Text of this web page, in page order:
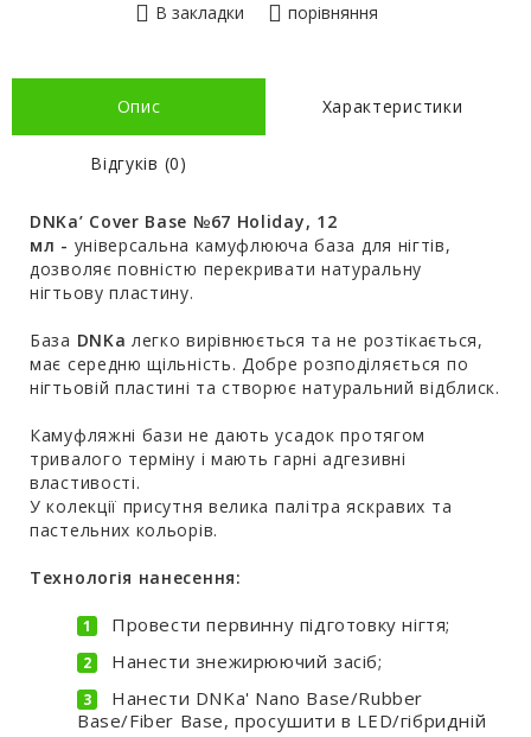
В закладки порівняння
Опис Характеристики
Відгуків (0)
DNKa’ Cover Base №67 Holiday, 12
мл - універсальна камуфлююча база для нігтів,
дозволяє повністю перекривати натуральну
нігтьову пластину.
База DNKa легко вирівнюється та не розтікається,
має середню щільність. Добре розподіляється по
нігтьовій пластині та створює натуральний відблиск.
Камуфляжні бази не дають усадок протягом
тривалого терміну і мають гарні адгезивні
властивості.
У колекції присутня велика палітра яскравих та
пастельних кольорів.
Технологія нанесення:
Провести первинну підготовку нігтя;
Нанести знежирюючий засіб;
Нанести DNKa' Nano Base/Rubber
Base/Fiber Base, просушити в LED/гібридній